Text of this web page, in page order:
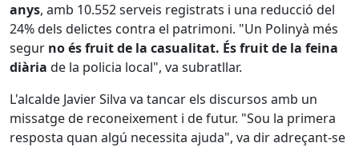
anys, amb 10.552 serveis registrats i una reducció del
24% dels delictes contra el patrimoni. "Un Polinyà més
segur no és fruit de la casualitat. És fruit de la feina
diària de la policia local", va subratllar.
L'alcalde Javier Silva va tancar els discursos amb un
missatge de reconeixement i de futur. "Sou la primera
resposta quan algú necessita ajuda", va dir adreçant-se